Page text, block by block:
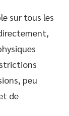
sur tous les
peu
de